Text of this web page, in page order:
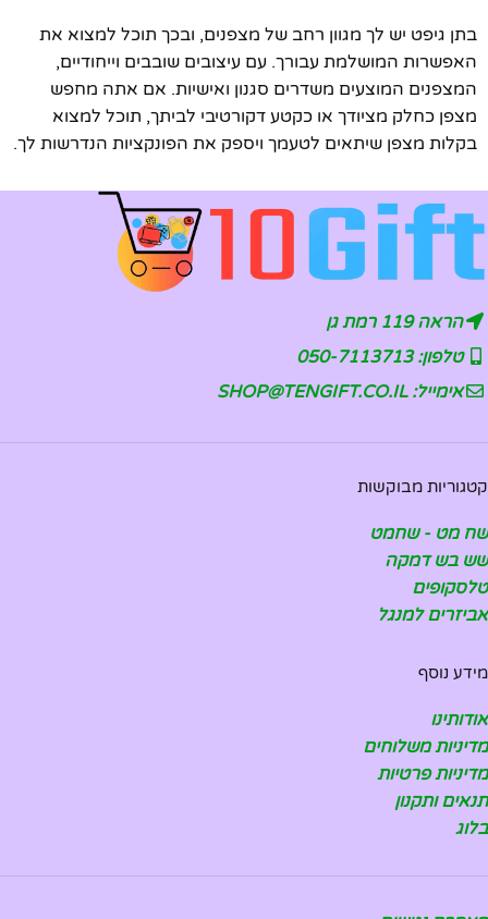
בתן גיפט יש לך מגוון רחב של מצפנים, ובכך תוכל למצוא את
האפשרות המושלמת עבורך. עם עיצובים שובבים וייחודיים,
המצפנים המוצעים משדרים סגנון ואישיות. אם אתה מחפש
מצפן כחלק מציודך או כקטע דקורטיבי לביתך, תוכל למצוא
בקלות מצפן שיתאים לטעמך ויספק את הפונקציות הנדרשות לך.
הראה 119 רמת גן
טלפון: 050-7113713
אימייל: SHOP@TENGIFT.CO.IL
קטגוריות מבוקשות
שח מט - שחמט
שש בש דמקה
טלסקופים
אביזרים למנגל
מידע נוסף
אודותינו
מדיניות משלוחים
מדיניות פרטיות
תנאים ותקנון
בלוג